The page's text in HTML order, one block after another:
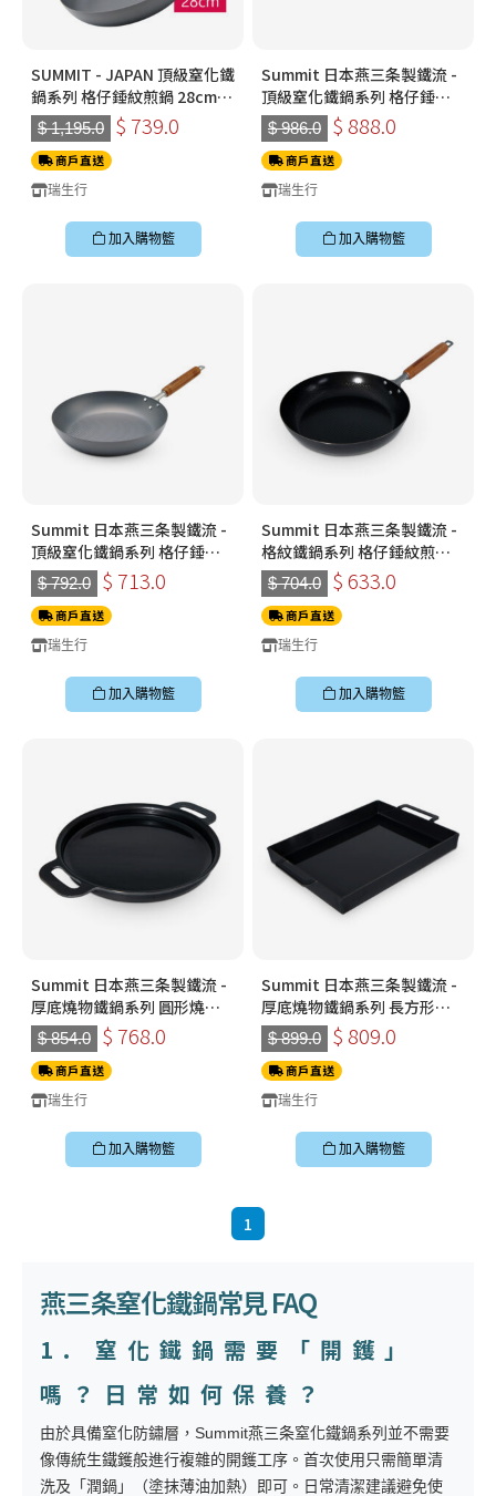
SUMMIT - JAPAN 頂級窒化鐵
鍋系列 格仔錘紋煎鍋 28cm
送 蜻蜓牌 日本廚房剪刀
210mm(顏色隨機)
$ 1,195.0 $ 739.0
商戶直送
瑞生行
加入購物籃
Summit 日本燕三条製鐵流 -
頂級窒化鐵鍋系列 格仔錘紋
煎鍋 28cm
$ 986.0 $ 888.0
商戶直送
瑞生行
加入購物籃
Summit 日本燕三条製鐵流 -
頂級窒化鐵鍋系列 格仔錘紋
煎鍋 26cm
$ 792.0 $ 713.0
商戶直送
瑞生行
加入購物籃
Summit 日本燕三条製鐵流 -
格紋鐵鍋系列 格仔錘紋煎鍋
26cm 鐵鑊
$ 704.0 $ 633.0
商戶直送
瑞生行
加入購物籃
Summit 日本燕三条製鐵流 -
厚底燒物鐵鍋系列 圓形燒物
鐵板煎鍋
$ 854.0 $ 768.0
商戶直送
瑞生行
加入購物籃
Summit 日本燕三条製鐵流 -
厚底燒物鐵鍋系列 長方形燒
物鐵板煎鍋
$ 899.0 $ 809.0
商戶直送
瑞生行
加入購物籃
1
燕三条窒化鐵鍋常見 FAQ
1. 窒化鐵鍋需要「開鑊」
嗎？日常如何保養？
由於具備窒化防鏽層，Summit燕三条窒化鐵鍋系列並不需要
像傳統生鐵鑊般進行複雜的開鑊工序。首次使用只需簡單清
洗及「潤鍋」（塗抹薄油加熱）即可。日常清潔建議避免使